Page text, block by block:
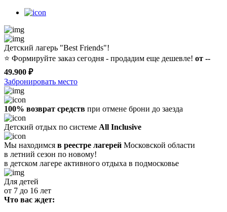
Детский лагерь "Best Friends"!
⭐️ Формируйте заказ сегодня - продадим еще дешевле! от --
49.900 ₽
Забронировать место
100% возврат средств при отмене брони до заезда
Детский отдых по системе All Inclusive
Мы находимся в реестре лагерей Московской области
в летний сезон по новому!
в детском лагере активного отдыха в подмосковье
Для детей
от 7 до 16 лет
Что вас ждет: